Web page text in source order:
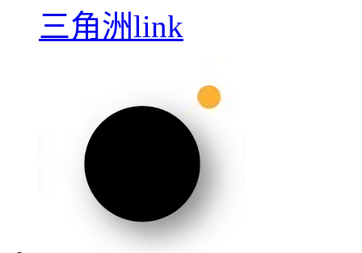
三角洲link